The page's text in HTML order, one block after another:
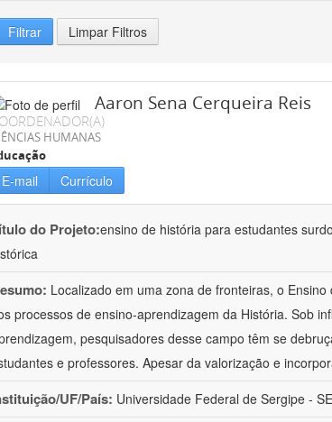
Filtrar Limpar Filtros
Aaron Sena Cerqueira Reis
HUMANAS
E-mail Currículo
do Projeto:ensino de história para estudantes
Localizado em uma zona de fronteiras, o
processos de ensino-aprendizagem da História. Sob
pesquisadores desse campo têm se
e professores. Apesar da valorização e
UF/País: Universidade Federal de Sergipe -